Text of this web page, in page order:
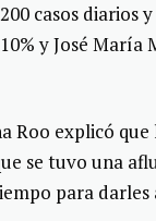
casos
y José
Roo explicó
se tuvo una
para darles